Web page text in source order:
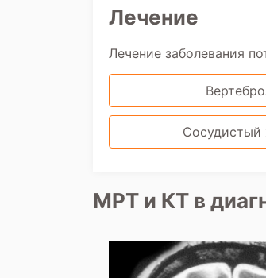
Лечение
Лечение заболевания
Сосудистый
МРТ и КТ в